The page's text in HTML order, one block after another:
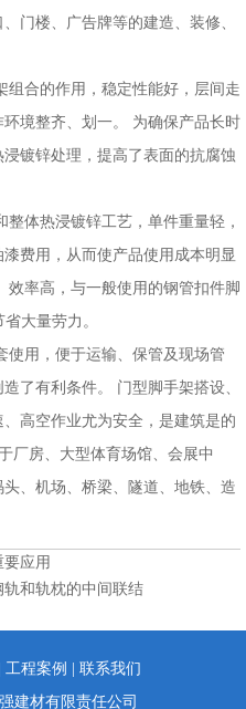
门楼、广告牌等的建造、装修、
组合的作用，稳定性能好，层间走
境整齐、划一。 为确保产品长时
镀锌处理，提高了表面的抗腐蚀
体热浸镀锌工艺，单件重量轻，
费用，从而使产品使用成本明显
效率高，与一般使用的钢管扣件脚
大量劳力。
使用，便于运输、保管及现场管
了有利条件。 门型脚手架搭设、
高空作业尤为安全，是建筑是的
厂房、大型体育场馆、会展中
、机场、桥梁、隧道、地铁、造
应用
和轨枕的中间联结
工程案例
联系我们
建材有限责任公司